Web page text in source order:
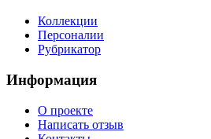
Коллекции
Персоналии
Рубрикатор
Информация
О проекте
Написать отзыв